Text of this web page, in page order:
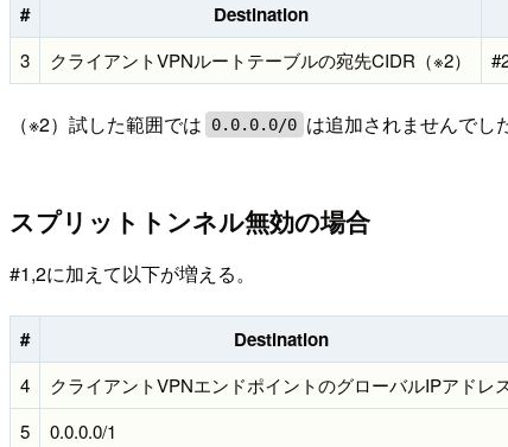
# Destination
3 クライアントVPNルートテーブルの宛先CIDR（※2）
（※2）試した範囲では 0.0.0.0/0 は追加されませんでし
スプリットトンネル無効の場合
#1,2に加えて以下が増える。
# Destination
4 クライアントVPNエンドポイントのグローバルIPアドレ
5
0.0.0.0/1